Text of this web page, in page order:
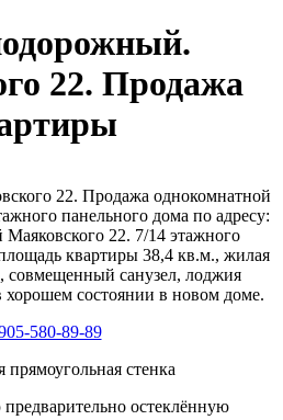
22. Продажа
22. Продажа однокомнатной
панельного дома по адресу:
22. 7/14 этажного
квартиры 38,4 кв.м., жилая
совмещенный санузел, лоджия
хорошем состоянии в новом доме.
580-89-89